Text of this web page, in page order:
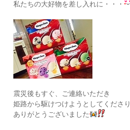
私たちの大好物を差し入れに・・・
震災後もすぐ、ご連絡いただき
姫路から駆けつけようとしてくださり
ありがとうございました